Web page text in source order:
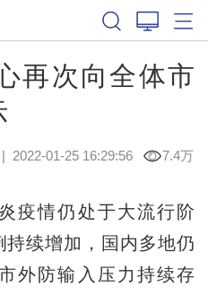
再次向全体市
2022-01-25 16:29:56 7.4万
情仍处于大流行阶
续增加，国内多地仍
外防输入压力持续存